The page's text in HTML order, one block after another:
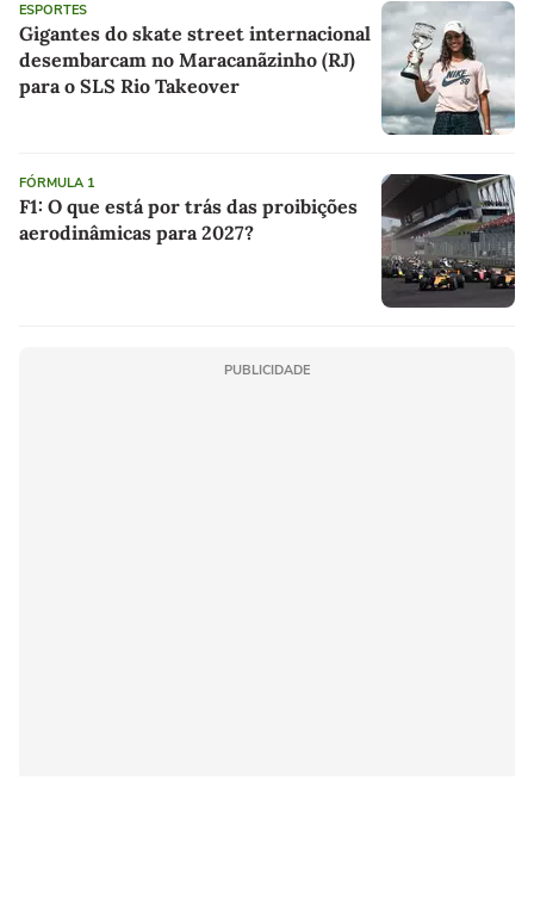
ESPORTES
Gigantes do skate street internacional
desembarcam no Maracanãzinho (RJ)
para o SLS Rio Takeover
FÓRMULA 1
F1: O que está por trás das proibições
aerodinâmicas para 2027?
PUBLICIDADE